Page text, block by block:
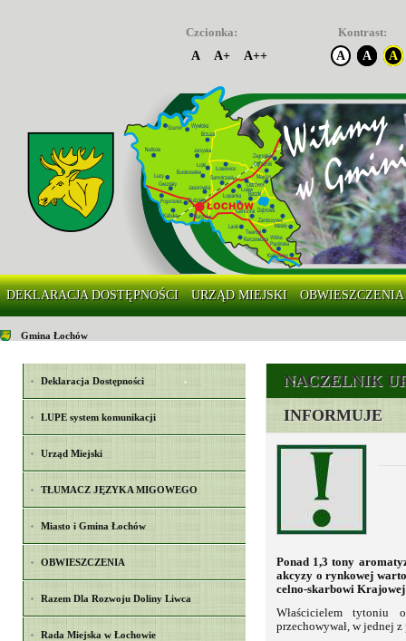
Czcionka:
A
A+ A++
Kontrast:
A
A A
DEKLARACJA DOSTĘPNOŚCI URZĄD MIEJSKI OBWIESZCZENIA
Gmina Łochów
Deklaracja Dostępności
LUPE system komunikacji
Urząd Miejski
TŁUMACZ JĘZYKA MIGOWEGO
Miasto i Gmina Łochów
OBWIESZCZENIA
Razem Dla Rozwoju Doliny Liwca
Rada Miejska w Łochowie
NACZELNIK
INFORMUJE
Ponad 1,3 tony
akcyzy o rynkowej
celno-skarbowi
Właścicielem tytoniu
przechowywał, w jednej